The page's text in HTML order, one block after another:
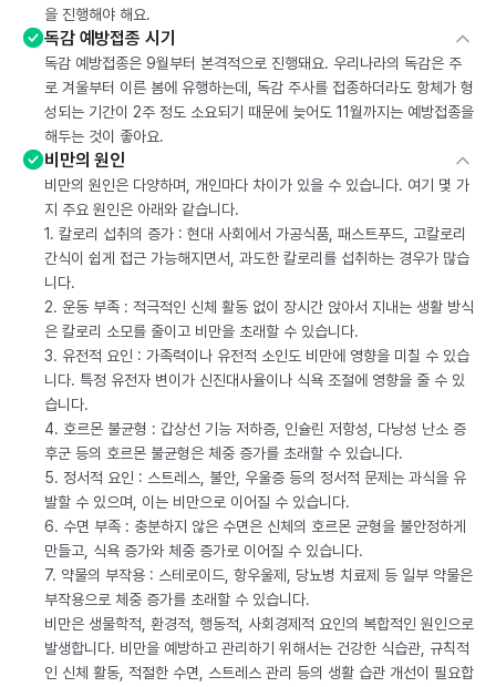
을 진행해야 해요.
독감 예방접종 시기
독감 예방접종은 9월부터 본격적으로 진행돼요. 우리나라의 독감은 주
로 겨울부터 이른 봄에 유행하는데, 독감 주사를 접종하더라도 항체가 형
성되는 기간이 2주 정도 소요되기 때문에 늦어도 11월까지는 예방접종을
해두는 것이 좋아요.
비만의 원인
비만의 원인은 다양하며, 개인마다 차이가 있을 수 있습니다. 여기 몇 가
지 주요 원인은 아래와 같습니다.
1. 칼로리 섭취의 증가 : 현대 사회에서 가공식품, 패스트푸드, 고칼로리
간식이 쉽게 접근 가능해지면서, 과도한 칼로리를 섭취하는 경우가 많습
니다.
2. 운동 부족 : 적극적인 신체 활동 없이 장시간 앉아서 지내는 생활 방식
은 칼로리 소모를 줄이고 비만을 초래할 수 있습니다.
3. 유전적 요인 : 가족력이나 유전적 소인도 비만에 영향을 미칠 수 있습
니다. 특정 유전자 변이가 신진대사율이나 식욕 조절에 영향을 줄 수 있
습니다.
4. 호르몬 불균형 : 갑상선 기능 저하증, 인슐린 저항성, 다낭성 난소 증
후군 등의 호르몬 불균형은 체중 증가를 초래할 수 있습니다.
5. 정서적 요인 : 스트레스, 불안, 우울증 등의 정서적 문제는 과식을 유
발할 수 있으며, 이는 비만으로 이어질 수 있습니다.
6. 수면 부족 : 충분하지 않은 수면은 신체의 호르몬 균형을 불안정하게
만들고, 식욕 증가와 체중 증가로 이어질 수 있습니다.
7. 약물의 부작용 : 스테로이드, 항우울제, 당뇨병 치료제 등 일부 약물은
부작용으로 체중 증가를 초래할 수 있습니다.
비만은 생물학적, 환경적, 행동적, 사회경제적 요인의 복합적인 원인으로
발생합니다. 비만을 예방하고 관리하기 위해서는 건강한 식습관, 규칙적
인 신체 활동, 적절한 수면, 스트레스 관리 등의 생활 습관 개선이 필요합